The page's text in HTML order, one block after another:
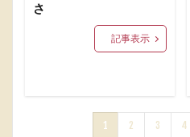
さ
記事表示
1 2 3 4